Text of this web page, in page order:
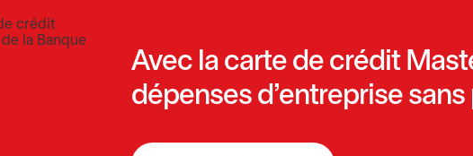
Avec la carte de crédit
dépenses d’entreprise